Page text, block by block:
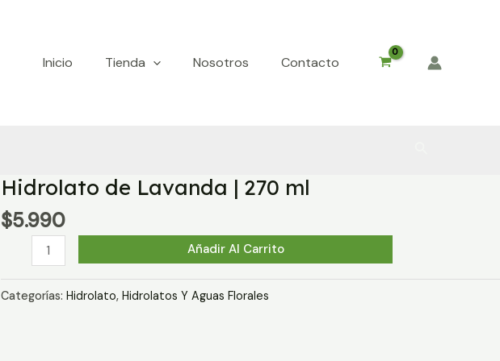
Inicio Tienda Nosotros Contacto
Hidrolato de Lavanda | 270 ml
$5.990
Hidrolato
Lavanda
Añadir Al Carrito
Categorías: Hidrolato, Hidrolatos Y Aguas Florales